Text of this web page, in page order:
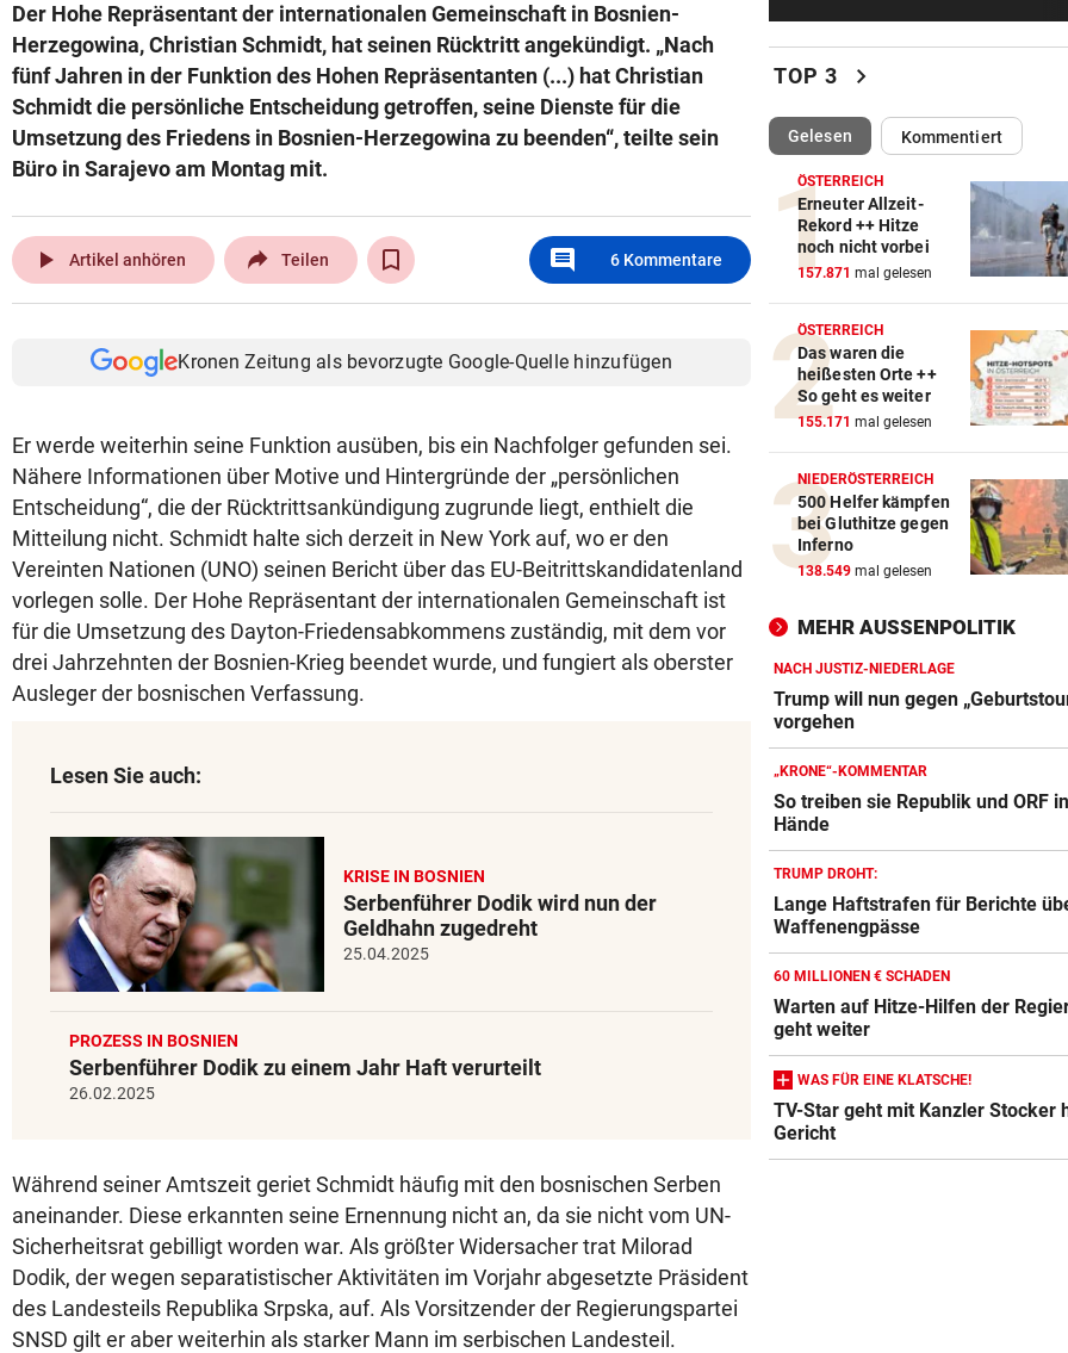
Der Hohe Repräsentant der internationalen Gemeinschaft in Bosnien-
Herzegowina, Christian Schmidt, hat seinen Rücktritt angekündigt. „Nach
fünf Jahren in der Funktion des Hohen Repräsentanten (...) hat Christian
Schmidt die persönliche Entscheidung getroffen, seine Dienste für die
Umsetzung des Friedens in Bosnien-Herzegowina zu beenden“, teilte sein
Büro in Sarajevo am Montag mit.
play_arrow Artikel anhören Teilen comment 6 Kommentare
Kronen Zeitung als bevorzugte Google-Quelle hinzufügen
Er werde weiterhin seine Funktion ausüben, bis ein Nachfolger gefunden sei.
Nähere Informationen über Motive und Hintergründe der „persönlichen
Entscheidung“, die der Rücktrittsankündigung zugrunde liegt, enthielt die
Mitteilung nicht. Schmidt halte sich derzeit in New York auf, wo er den
Vereinten Nationen (UNO) seinen Bericht über das EU-Beitrittskandidatenland
vorlegen solle. Der Hohe Repräsentant der internationalen Gemeinschaft ist
für die Umsetzung des Dayton-Friedensabkommens zuständig, mit dem vor
drei Jahrzehnten der Bosnien-Krieg beendet wurde, und fungiert als oberster
Ausleger der bosnischen Verfassung.
Lesen Sie auch:
KRISE IN BOSNIEN
Serbenführer Dodik wird nun der
Geldhahn zugedreht
25.04.2025
PROZESS IN BOSNIEN
Serbenführer Dodik zu einem Jahr Haft verurteilt
26.02.2025
Während seiner Amtszeit geriet Schmidt häufig mit den bosnischen Serben
aneinander. Diese erkannten seine Ernennung nicht an, da sie nicht vom UN-
Sicherheitsrat gebilligt worden war. Als größter Widersacher trat Milorad
Dodik, der wegen separatistischer Aktivitäten im Vorjahr abgesetzte Präsident
des Landesteils Republika Srpska, auf. Als Vorsitzender der Regierungspartei
SNSD gilt er aber weiterhin als starker Mann im serbischen Landesteil.
Tiroler WK-Chefin wegen
Kündigung vor Gericht
Meryl Streep singt Geri
süßes Ständchen
NACH HARTEM KAMPF vor
Erstmals seit April:
Viertelfinale
Gift in Babymilch:
auch in Österreich
VEREHRUNG STATT KRITIK vor
Großer Verband stärkt
FIFA-Boss Infantino
DER MORGEN DANACH vor
Verheerende Unwetter
Leihe perfekt: Borussia
vermeldet Abgang
TRENNUNG VON REGISSEUR vor
Sängerin Vanessa Paradis
Ehe-Aus bekannt
Ungewöhnliche Todesfälle
Rentieren in Norwegen
NACH ZUSAMMENSTOSS
D: Dutzende Verletzte bei
Straßenbahnunfall
LANGER EUROPACUPABEND
Salzburg: Lob von
und große Sorgen
TOP 3 chevron_right
Gelesen(ausgewählt)Kommentiert
ÖSTERREICH
Erneuter Allzeit-
Rekord ++ Hitze
noch nicht vorbei
157.871 mal gelesen
ÖSTERREICH
Das waren die
heißesten Orte ++
So geht es weiter
155.171 mal gelesen
NIEDERÖSTERREICH
500 Helfer kämpfen
bei Gluthitze gegen
Inferno
138.549 mal gelesen
MEHR AUSSENPOLITIK
NACH JUSTIZ-NIEDERLAGE
Trump will nun gegen
vorgehen
„KRONE“-KOMMENTAR
So treiben sie Republik und ORF
Hände
TRUMP DROHT:
Lange Haftstrafen für Berichte
Waffenengpässe
60 MILLIONEN € SCHADEN
Warten auf Hitze-Hilfen der
geht weiter
WAS FÜR EINE KLATSCHE!
TV-Star geht mit Kanzler Stocker
Gericht